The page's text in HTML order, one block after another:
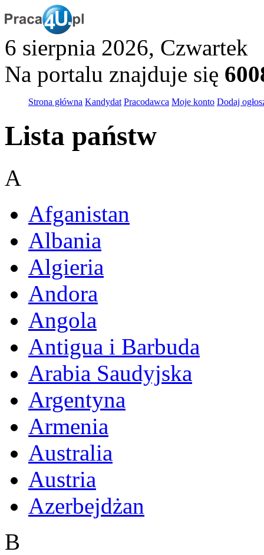
6 sierpnia 2026, Czwartek
Na portalu znajduje się
Strona główna Kandydat Pracodawca Moje konto Dodaj
Lista państw
A
Afganistan
Albania
Algieria
Andora
Angola
Antigua i Barbuda
Arabia Saudyjska
Argentyna
Armenia
Australia
Austria
Azerbejdżan
B